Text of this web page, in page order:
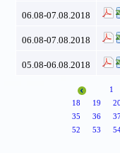
06.08-07.08.2018
06.08-07.08.2018
05.08-06.08.2018
1
18
19
35
36
52
53